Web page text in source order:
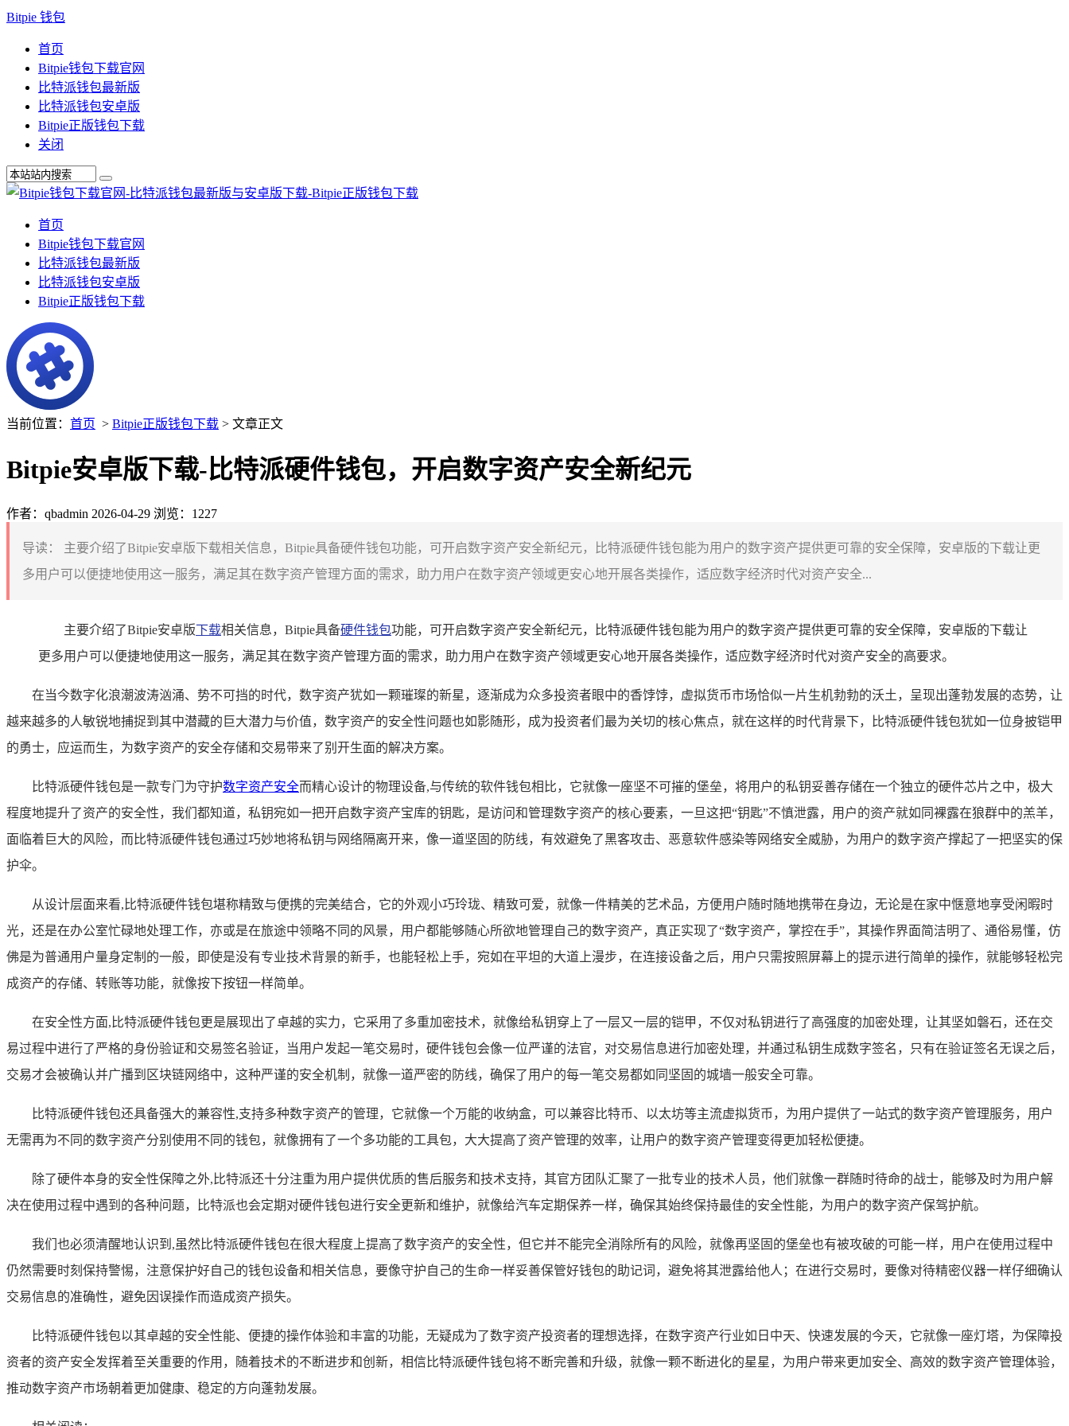
Bitpie 钱包
首页
Bitpie钱包下载官网
比特派钱包最新版
比特派钱包安卓版
Bitpie正版钱包下载
关闭
首页
Bitpie钱包下载官网
比特派钱包最新版
比特派钱包安卓版
Bitpie正版钱包下载
当前位置： 首页 > Bitpie正版钱包下载 > 文章正文
Bitpie安卓版下载-比特派硬件钱包，开启数字资产安全新纪元
作者：qbadmin 2026-04-29 浏览：1227
导读：
主要介绍了Bitpie安卓版下载相关信息，Bitpie具备硬件钱包功能，可开启数字资产安全新纪元，比特派硬件钱包能为用户的数字资产提供更可靠的安全保障，安卓版的下载让更
多用户可以便捷地使用这一服务，满足其在数字资产管理方面的需求，助力用户在数字资产领域更安心地开展各类操作，适应数字经济时代对资产安全...
主要介绍了Bitpie安卓版下载相关信息，Bitpie具备硬件钱包功能，可开启数字资产安全新纪元，比特派硬件钱包能为用户的数字资产提供更可靠的安全保障，安卓版的下载让
更多用户可以便捷地使用这一服务，满足其在数字资产管理方面的需求，助力用户在数字资产领域更安心地开展各类操作，适应数字经济时代对资产安全的高要求。
在当今数字化浪潮波涛汹涌、势不可挡的时代，数字资产犹如一颗璀璨的新星，逐渐成为众多投资者眼中的香饽饽，虚拟货币市场恰似一片生机勃勃的沃土，呈现出蓬勃发展的态势，让
越来越多的人敏锐地捕捉到其中潜藏的巨大潜力与价值，数字资产的安全性问题也如影随形，成为投资者们最为关切的核心焦点，就在这样的时代背景下，比特派硬件钱包犹如一位身披铠甲
的勇士，应运而生，为数字资产的安全存储和交易带来了别开生面的解决方案。
比特派硬件钱包是一款专门为守护数字资产安全而精心设计的物理设备,与传统的软件钱包相比，它就像一座坚不可摧的堡垒，将用户的私钥妥善存储在一个独立的硬件芯片之中，极大
程度地提升了资产的安全性，我们都知道，私钥宛如一把开启数字资产宝库的钥匙，是访问和管理数字资产的核心要素，一旦这把“钥匙”不慎泄露，用户的资产就如同裸露在狼群中的羔羊，
面临着巨大的风险，而比特派硬件钱包通过巧妙地将私钥与网络隔离开来，像一道坚固的防线，有效避免了黑客攻击、恶意软件感染等网络安全威胁，为用户的数字资产撑起了一把坚实的保
护伞。
从设计层面来看,比特派硬件钱包堪称精致与便携的完美结合，它的外观小巧玲珑、精致可爱，就像一件精美的艺术品，方便用户随时随地携带在身边，无论是在家中惬意地享受闲暇时
光，还是在办公室忙碌地处理工作，亦或是在旅途中领略不同的风景，用户都能够随心所欲地管理自己的数字资产，真正实现了“数字资产，掌控在手”，其操作界面简洁明了、通俗易懂，仿
佛是为普通用户量身定制的一般，即使是没有专业技术背景的新手，也能轻松上手，宛如在平坦的大道上漫步，在连接设备之后，用户只需按照屏幕上的提示进行简单的操作，就能够轻松完
成资产的存储、转账等功能，就像按下按钮一样简单。
在安全性方面,比特派硬件钱包更是展现出了卓越的实力，它采用了多重加密技术，就像给私钥穿上了一层又一层的铠甲，不仅对私钥进行了高强度的加密处理，让其坚如磐石，还在交
易过程中进行了严格的身份验证和交易签名验证，当用户发起一笔交易时，硬件钱包会像一位严谨的法官，对交易信息进行加密处理，并通过私钥生成数字签名，只有在验证签名无误之后，
交易才会被确认并广播到区块链网络中，这种严谨的安全机制，就像一道严密的防线，确保了用户的每一笔交易都如同坚固的城墙一般安全可靠。
比特派硬件钱包还具备强大的兼容性,支持多种数字资产的管理，它就像一个万能的收纳盒，可以兼容比特币、以太坊等主流虚拟货币，为用户提供了一站式的数字资产管理服务，用户
无需再为不同的数字资产分别使用不同的钱包，就像拥有了一个多功能的工具包，大大提高了资产管理的效率，让用户的数字资产管理变得更加轻松便捷。
除了硬件本身的安全性保障之外,比特派还十分注重为用户提供优质的售后服务和技术支持，其官方团队汇聚了一批专业的技术人员，他们就像一群随时待命的战士，能够及时为用户解
决在使用过程中遇到的各种问题，比特派也会定期对硬件钱包进行安全更新和维护，就像给汽车定期保养一样，确保其始终保持最佳的安全性能，为用户的数字资产保驾护航。
我们也必须清醒地认识到,虽然比特派硬件钱包在很大程度上提高了数字资产的安全性，但它并不能完全消除所有的风险，就像再坚固的堡垒也有被攻破的可能一样，用户在使用过程中
仍然需要时刻保持警惕，注意保护好自己的钱包设备和相关信息，要像守护自己的生命一样妥善保管好钱包的助记词，避免将其泄露给他人；在进行交易时，要像对待精密仪器一样仔细确认
交易信息的准确性，避免因误操作而造成资产损失。
比特派硬件钱包以其卓越的安全性能、便捷的操作体验和丰富的功能，无疑成为了数字资产投资者的理想选择，在数字资产行业如日中天、快速发展的今天，它就像一座灯塔，为保障投
资者的资产安全发挥着至关重要的作用，随着技术的不断进步和创新，相信比特派硬件钱包将不断完善和升级，就像一颗不断进化的星星，为用户带来更加安全、高效的数字资产管理体验，
推动数字资产市场朝着更加健康、稳定的方向蓬勃发展。